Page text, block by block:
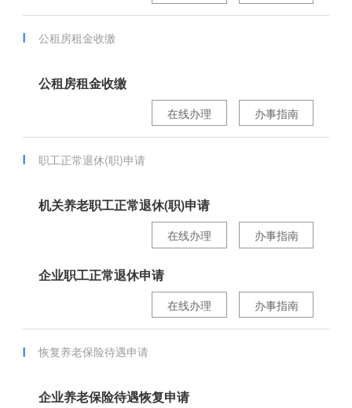
公租房租金收缴
公租房租金收缴
办事指南
在线办理
职工正常退休(职)申请
机关养老职工正常退休(职)申请
办事指南
在线办理
企业职工正常退休申请
办事指南
在线办理
恢复养老保险待遇申请
企业养老保险待遇恢复申请